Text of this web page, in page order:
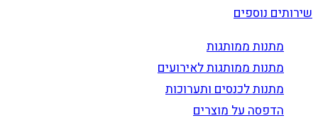
שירותים נוספים
מתנות ממותגות
מתנות ממותגות לאירועים
מתנות לכנסים ותערוכות
הדפסה על מוצרים